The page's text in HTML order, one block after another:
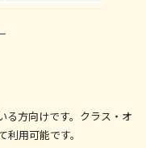
る方向けです。クラス・オ
用可能です。